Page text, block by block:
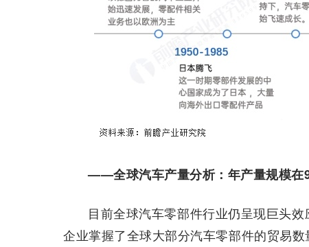
——全球汽车产量分析：年产量规模在
目前全球汽车零部件行业仍呈现巨头
企业掌握了全球大部分汽车零部件的贸易